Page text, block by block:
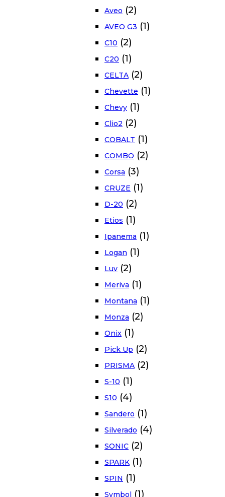
Aveo (2)
AVEO G3 (1)
C10 (2)
C20 (1)
CELTA (2)
Chevette (1)
Chevy (1)
Clio2 (2)
COBALT (1)
COMBO (2)
Corsa (3)
CRUZE (1)
D-20 (2)
Etios (1)
Ipanema (1)
Logan (1)
Luv (2)
Meriva (1)
Montana (1)
Monza (2)
Onix (1)
Pick Up (2)
PRISMA (2)
S-10 (1)
S10 (4)
Sandero (1)
Silverado (4)
SONIC (2)
SPARK (1)
SPIN (1)
Symbol (1)